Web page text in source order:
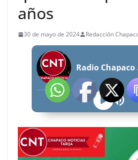
años
30 de mayo de 2024 Redacción